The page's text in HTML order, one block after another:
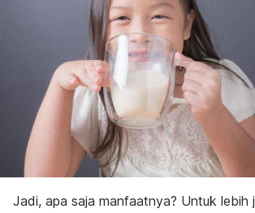
Jadi, apa saja manfaatnya? Untuk lebih